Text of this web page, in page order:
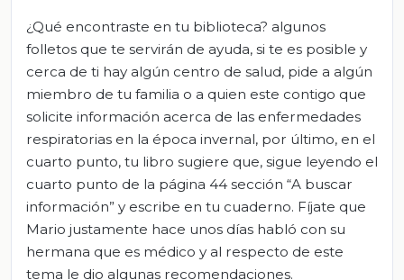
¿Qué encontraste en tu biblioteca? algunos
folletos que te servirán de ayuda, si te es posible y
cerca de ti hay algún centro de salud, pide a algún
miembro de tu familia o a quien este contigo que
solicite información acerca de las enfermedades
respiratorias en la época invernal, por último, en el
cuarto punto, tu libro sugiere que, sigue leyendo el
cuarto punto de la página 44 sección “A buscar
información” y escribe en tu cuaderno. Fíjate que
Mario justamente hace unos días habló con su
hermana que es médico y al respecto de este
tema le dio algunas recomendaciones.